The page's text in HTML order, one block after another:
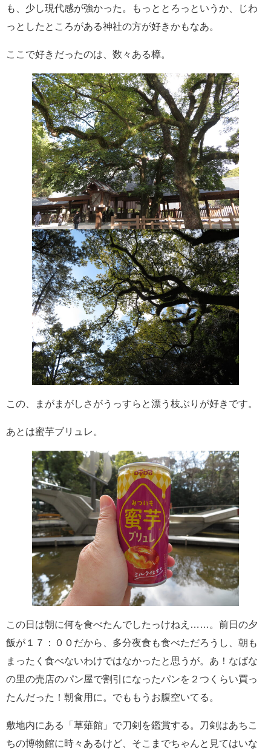
も、少し現代感が強かった。もっととろっというか、じわ
っとしたところがある神社の方が好きかもなあ。
ここで好きだったのは、数々ある樟。
この、まがまがしさがうっすらと漂う枝ぶりが好きです。
あとは蜜芋ブリュレ。
この日は朝に何を食べたんでしたっけねえ……。前日の夕
飯が１７：００だから、多分夜食も食べただろうし、朝も
まったく食べないわけではなかったと思うが。あ！なばな
の里の売店のパン屋で割引になったパンを２つくらい買っ
たんだった！朝食用に。でももうお腹空いてる。
敷地内にある「草薙館」で刀剣を鑑賞する。刀剣はあちこ
ちの博物館に時々あるけど、そこまでちゃんと見てはいな